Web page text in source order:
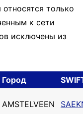
только
к сети
исключены из
Город
AMSTELVEEN